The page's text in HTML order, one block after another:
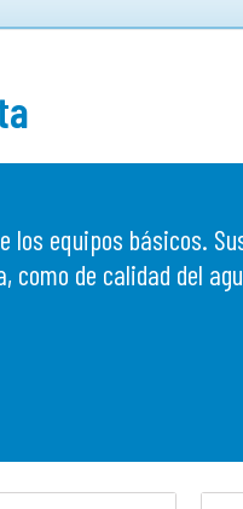
los equipos básicos.
como de calidad del